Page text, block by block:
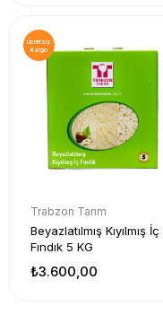
Trabzon Tarım
Beyazlatılmış Kıyılmış İç
Fındık 5 KG
₺3.600,00
Ücretsiz
Kargo